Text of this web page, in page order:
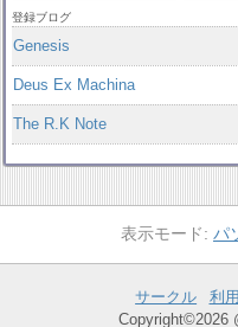
登録ブログ
Genesis
Deus Ex Machina
The R.K Note
パ
サークル 利
Copyright©2026